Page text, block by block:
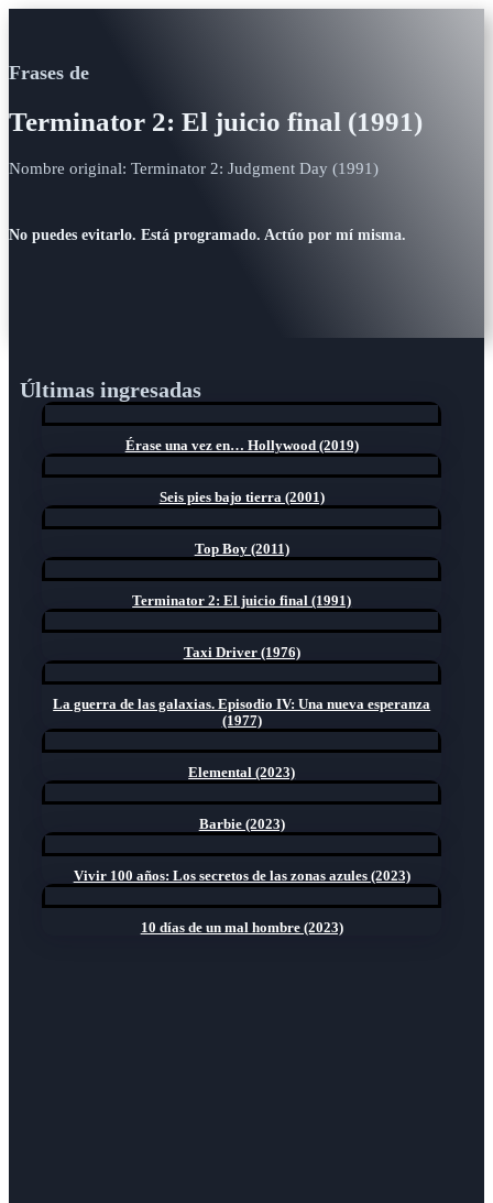
Frases de
Terminator 2: El juicio final (1991)
Nombre original: Terminator 2: Judgment Day (1991)
No puedes evitarlo. Está programado. Actúo por mí misma.
Últimas ingresadas
Érase una vez en… Hollywood (2019)
Seis pies bajo tierra (2001)
Top Boy (2011)
Terminator 2: El juicio final (1991)
Taxi Driver (1976)
La guerra de las galaxias. Episodio IV: Una nueva esperanza
(1977)
Elemental (2023)
Barbie (2023)
Vivir 100 años: Los secretos de las zonas azules (2023)
10 días de un mal hombre (2023)